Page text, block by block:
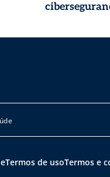
Termos de usoTermos e